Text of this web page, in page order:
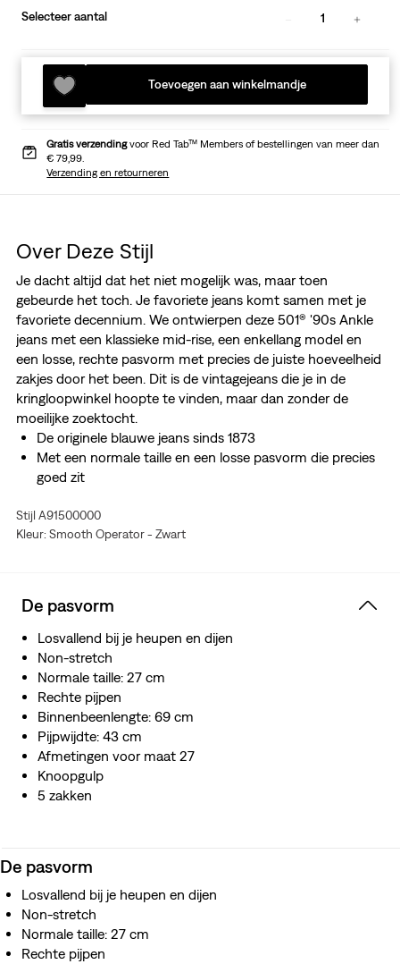
Selecteer aantal 1
Toevoegen aan winkelmandje
Gratis verzendingvoor Red Tab™ Members of bestellingen van meer dan
€ 79,99.
Verzending en retourneren
Over Deze Stijl
Je dacht altijd dat het niet mogelijk was, maar toen
gebeurde het toch. Je favoriete jeans komt samen met je
favoriete decennium. We ontwierpen deze 501® '90s Ankle
jeans met een klassieke mid-rise, een enkellang model en
een losse, rechte pasvorm met precies de juiste hoeveelheid
zakjes door het been. Dit is de vintagejeans die je in de
kringloopwinkel hoopte te vinden, maar dan zonder de
moeilijke zoektocht.
De originele blauwe jeans sinds 1873
Met een normale taille en een losse pasvorm die precies
goed zit
voor een minder losse pasvorm de 501® Original
Stijl A91500000
Kleur: Smooth Operator - Zwart
De pasvorm
Losvallend bij je heupen en dijen
Non-stretch
Normale taille: 27 cm
Rechte pijpen
Binnenbeenlengte: 69 cm
Pijpwijdte: 43 cm
Afmetingen voor maat 27
Knoopgulp
5 zakken
De pasvorm
Losvallend bij je heupen en dijen
Non-stretch
Normale taille: 27 cm
Rechte pijpen